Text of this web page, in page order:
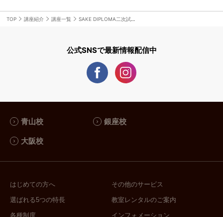
TOP 講座紹介 講座一覧 SAKE DIPLOMA二次試験対策：③香りの特徴を掴む
公式SNSで最新情報配信中
青山校 銀座校
大阪校
はじめての方へ
選ばれる5つの特長
各種制度
その他のサービス
教室レンタルのご案内
インフォメーション